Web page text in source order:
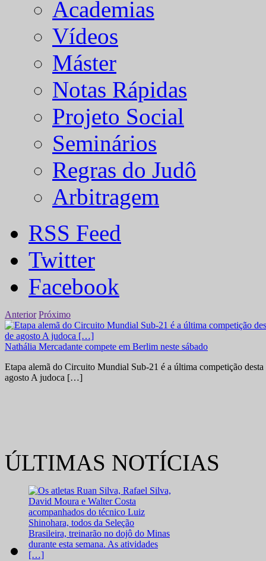
Academias
Vídeos
Máster
Notas Rápidas
Projeto Social
Seminários
Regras do Judô
Arbitragem
RSS Feed
Twitter
Facebook
Anterior Próximo
Nathália Mercadante compete em Berlim neste sábado
Etapa alemã do Circuito Mundial Sub-21 é a última competição
agosto A judoca […]
ÚLTIMAS NOTÍCIAS